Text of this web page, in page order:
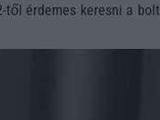
érdemes keresni a